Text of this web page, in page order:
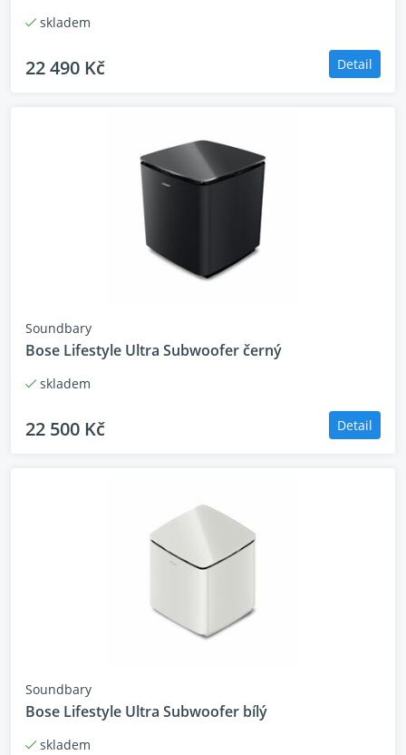
skladem
22 490 Kč Detail
Soundbary
Bose Lifestyle Ultra Subwoofer černý
skladem
22 500 Kč Detail
Soundbary
Bose Lifestyle Ultra Subwoofer bílý
skladem